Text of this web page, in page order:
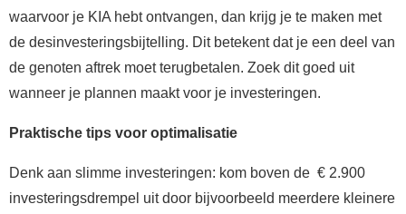
waarvoor je KIA hebt ontvangen, dan krijg je te maken met
de desinvesteringsbijtelling. Dit betekent dat je een deel van
de genoten aftrek moet terugbetalen. Zoek dit goed uit
wanneer je plannen maakt voor je investeringen.
Praktische tips voor optimalisatie
Denk aan slimme investeringen: kom boven de € 2.900
investeringsdrempel uit door bijvoorbeeld meerdere kleinere